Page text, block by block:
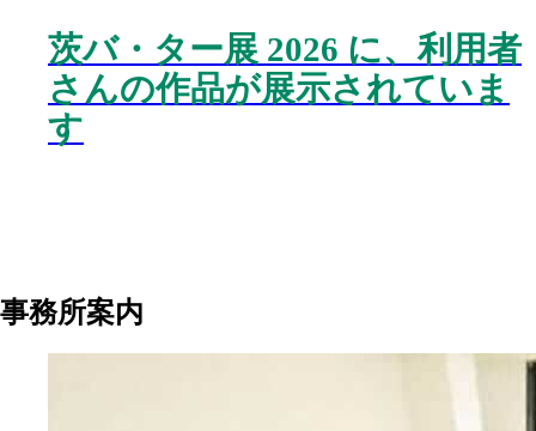
茨バ・ター展 2026 に、利用者
さんの作品が展示されていま
す
事務所案内